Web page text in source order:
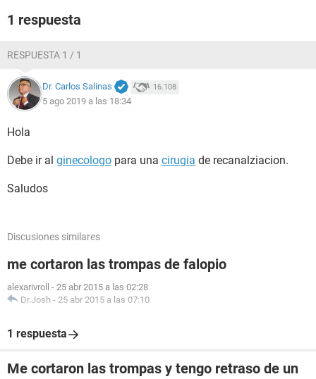
1 respuesta
RESPUESTA 1 / 1
Dr. Carlos Salinas 16.108
5 ago 2019 a las 18:34
Hola
Debe ir al ginecologo para una cirugia de recanalziacion.
Saludos
Discusiones similares
me cortaron las trompas de falopio
alexarivroll - 25 abr 2015 a las 02:28
Dr.Josh - 25 abr 2015 a las 07:10
1 respuesta
Me cortaron las trompas y tengo retraso de un